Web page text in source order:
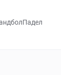
Падел